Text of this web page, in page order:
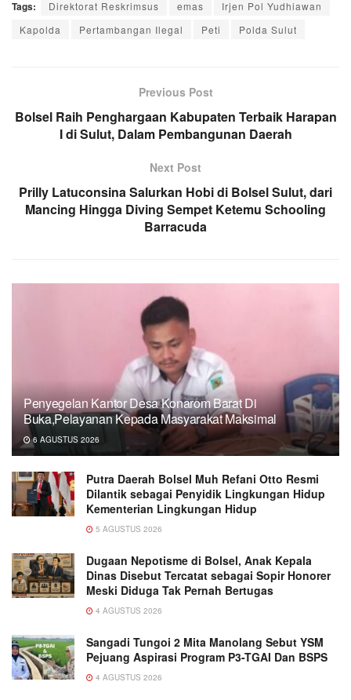
Tags: Direktorat Reskrimsus emas
Irjen Pol Yudhiawan
Kapolda
Pertambangan Ilegal Peti Polda Sulut
Previous Post
Bolsel Raih Penghargaan Kabupaten Terbaik Harapan
I di Sulut, Dalam Pembangunan Daerah
Next Post
Prilly Latuconsina Salurkan Hobi di Bolsel Sulut, dari
Mancing Hingga Diving Sempet Ketemu Schooling
Barracuda
Penyegelan Kantor Desa Konarom Barat Di
Buka,Pelayanan Kepada Masyarakat Maksimal
6 AGUSTUS 2026
Putra Daerah Bolsel Muh Refani Otto Resmi
Dilantik sebagai Penyidik Lingkungan Hidup
Kementerian Lingkungan Hidup
5 AGUSTUS 2026
Dugaan Nepotisme di Bolsel, Anak Kepala
Dinas Disebut Tercatat sebagai Sopir Honorer
Meski Diduga Tak Pernah Bertugas
4 AGUSTUS 2026
Sangadi Tungoi 2 Mita Manolang Sebut YSM
Pejuang Aspirasi Program P3-TGAI Dan BSPS
4 AGUSTUS 2026